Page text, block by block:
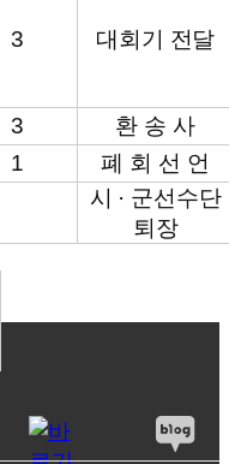
3 대회기 전달
3
환 송 사
1
폐 회 선 언
시 · 군선수단
퇴장